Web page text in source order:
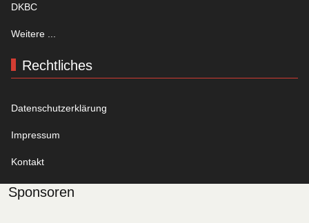
DKBC
Weitere ...
Rechtliches
Datenschutzerklärung
Impressum
Kontakt
Sponsoren